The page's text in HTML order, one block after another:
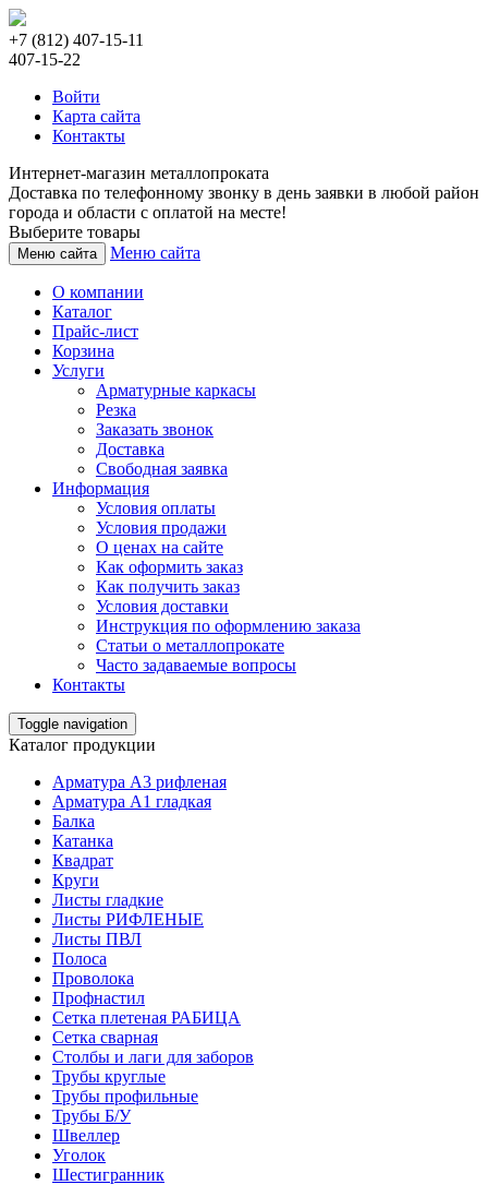
+7 (812) 407-15-11
407-15-22
Войти
Карта сайта
Контакты
Интернет-магазин металлопроката
Доставка по телефонному звонку в день заявки в любой район
города и области с оплатой на месте!
Выберите товары
Меню сайта Меню сайта
О компании
Каталог
Прайс-лист
Корзина
Услуги
Арматурные каркасы
Резка
Заказать звонок
Доставка
Свободная заявка
Информация
Условия оплаты
Условия продажи
О ценах на сайте
Как оформить заказ
Как получить заказ
Условия доставки
Инструкция по оформлению заказа
Статьи о металлопрокате
Часто задаваемые вопросы
Контакты
Toggle navigation
Каталог продукции
Арматура А3 рифленая
Арматура А1 гладкая
Балка
Катанка
Квадрат
Круги
Листы гладкие
Листы РИФЛЕНЫЕ
Листы ПВЛ
Полоса
Проволока
Профнастил
Сетка плетеная РАБИЦА
Сетка сварная
Столбы и лаги для заборов
Трубы круглые
Трубы профильные
Трубы Б/У
Швеллер
Уголок
Шестигранник